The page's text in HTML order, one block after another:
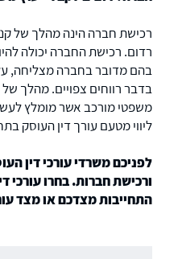
רכישת חברה הינה מהלך של
רדום. רכישת החברה יכולה
בהם מדובר בחברה מצליחה,
בדבר רווחים צפויים. מהלך
משפטי מורכב אשר מומלץ
ליווי מטעם עורך דין העוסק
לפניכם משרדי עורכי דין
ורכישת חברות. בחרו עורכי
התחייבות מצדכם או מצד